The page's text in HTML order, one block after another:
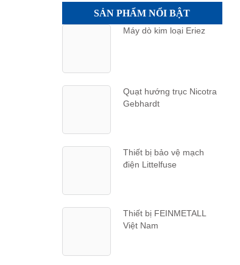
SẢN PHẨM NỔI BẬT
Máy dò kim loại Eriez
Quạt hướng trục Nicotra
Gebhardt
Thiết bị bảo vệ mạch
điện Littelfuse
Thiết bị FEINMETALL
Việt Nam